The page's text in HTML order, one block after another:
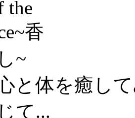
と体を癒し
て...